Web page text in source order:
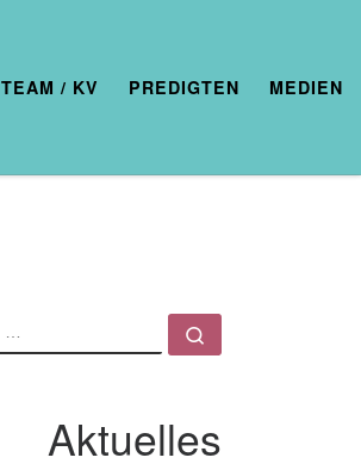
TEAM / KV PREDIGTEN MEDIEN
SUCHE
Aktuelles